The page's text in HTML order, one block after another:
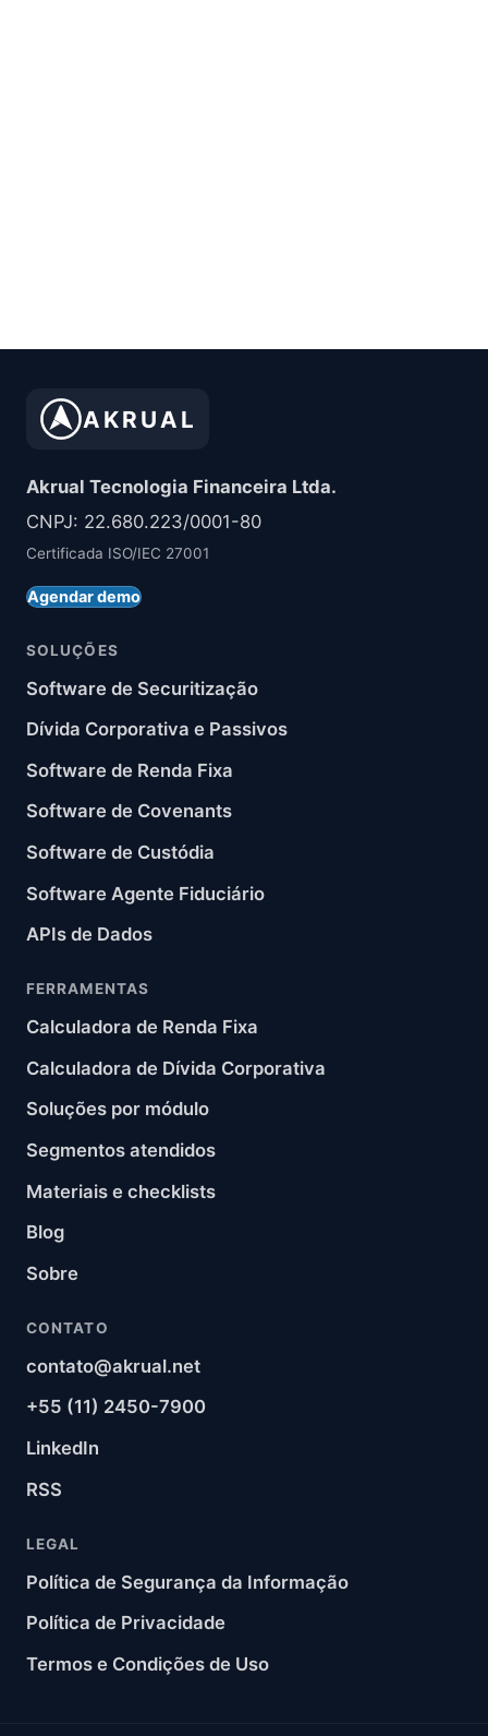
AKRUAL
Akrual Tecnologia Financeira Ltda.
CNPJ: 22.680.223/0001-80
Certificada ISO/IEC 27001
Agendar demo
SOLUÇÕES
Software de Securitização
Dívida Corporativa e Passivos
Software de Renda Fixa
Software de Covenants
Software de Custódia
Software Agente Fiduciário
APIs de Dados
FERRAMENTAS
Calculadora de Renda Fixa
Calculadora de Dívida Corporativa
Soluções por módulo
Segmentos atendidos
Materiais e checklists
Blog
Sobre
CONTATO
contato@akrual.net
+55 (11) 2450-7900
LinkedIn
RSS
LEGAL
Política de Segurança da Informação
Política de Privacidade
Termos e Condições de Uso